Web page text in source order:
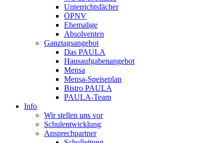
Unterrichtsfächer
ÖPNV
Ehemalige
Absolventen
Ganztagsangebot
Das PAULA
Hausaufgabenangebot
Mensa
Mensa-Speiseplan
Bistro PAULA
PAULA-Team
Info
Wir stellen uns vor
Schulentwicklung
Ansprechpartner